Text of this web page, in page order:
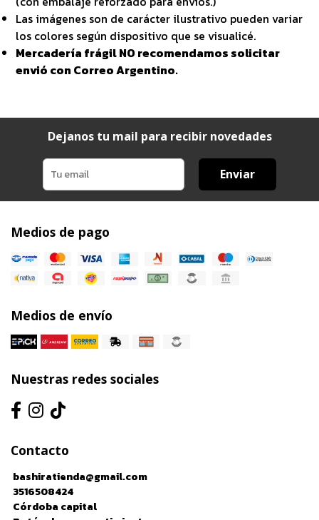
Las imágenes son de carácter ilustrativo pueden variar
los colores según dispositivo que se visualicé.
Mercadería frágil NO recomendamos solicitar
envió con Correo Argentino.
Dejanos tu mail para recibir novedades
Enviar
Medios de pago
Medios de envío
Nuestras redes sociales
Contacto
bashiratienda@gmail.com
3516508424
Córdoba capital